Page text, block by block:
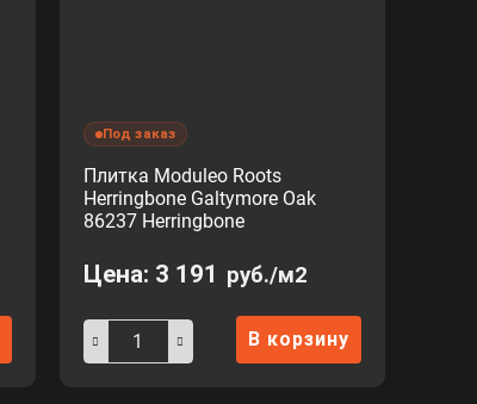
Под заказ
Плитка Moduleo Roots
Herringbone Galtymore Oak
86237 Herringbone
Цена: 3 191 руб./м2
В корзину